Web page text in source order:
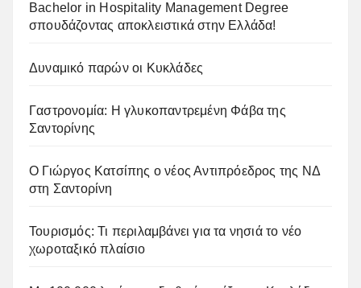
Bachelor in Hospitality Management Degree
σπουδάζοντας αποκλειστικά στην Ελλάδα!
Δυναμικό παρών οι Κυκλάδες
Γαστρονομία: Η γλυκοπαντρεμένη Φάβα της
Σαντορίνης
Ο Γιώργος Κατσίπης ο νέος Αντιπρόεδρος της ΝΔ
στη Σαντορίνη
Τουρισμός: Τι περιλαμβάνει για τα νησιά το νέο
χωροταξικό πλαίσιο